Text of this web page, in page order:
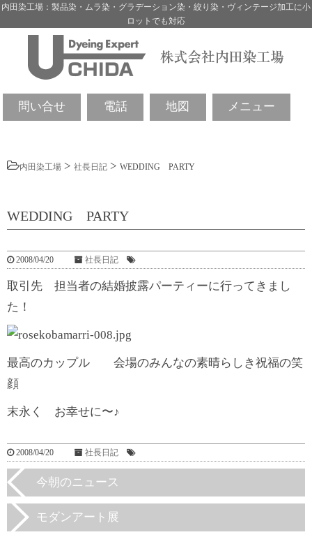
内田染工場：製品染・ムラ染・グラデーション染・絞り染・ヴィンテージ加工に小
ロットでも対応
問い合せ 電話 地図 メニュー
内田染工場 > 社長日記 > WEDDING PARTY
WEDDING PARTY
2008/04/20 社長日記
取引先 担当者の結婚披露パーティーに行ってきまし
た！
最高のカップル 会場のみんなの素晴らしき祝福の笑
顔
末永く お幸せに〜♪
2008/04/20 社長日記
今朝のニュース
モダンアート展